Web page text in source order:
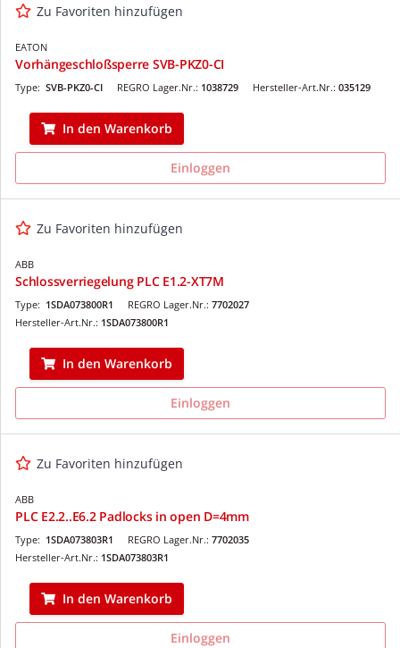
Zu Favoriten hinzufügen
EATON
Vorhängeschloßsperre SVB-PKZ0-CI
REGRO Lager.Nr.: 1038729
Type: SVB-PKZ0-CI Hersteller-Art.Nr.: 035129
In den Warenkorb
Einloggen
Zu Favoriten hinzufügen
ABB
Schlossverriegelung PLC E1.2-XT7M
REGRO Lager.Nr.: 7702027
Type: 1SDA073800R1
Hersteller-Art.Nr.: 1SDA073800R1
In den Warenkorb
Einloggen
Zu Favoriten hinzufügen
ABB
PLC E2.2..E6.2 Padlocks in open D=4mm
REGRO Lager.Nr.: 7702035
Type: 1SDA073803R1
Hersteller-Art.Nr.: 1SDA073803R1
In den Warenkorb
Einloggen